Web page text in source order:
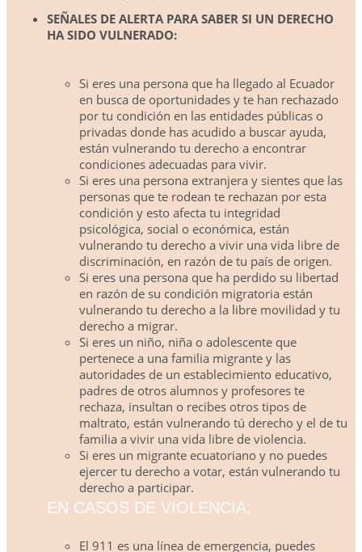
SEÑALES DE ALERTA PARA SABER SI UN DERECHO
HA SIDO VULNERADO:
Si eres una persona que ha llegado al Ecuador
en busca de oportunidades y te han rechazado
por tu condición en las entidades públicas o
privadas donde has acudido a buscar ayuda,
están vulnerando tu derecho a encontrar
condiciones adecuadas para vivir.
Si eres una persona extranjera y sientes que las
personas que te rodean te rechazan por esta
condición y esto afecta tu integridad
psicológica, social o económica, están
vulnerando tu derecho a vivir una vida libre de
discriminación, en razón de tu país de origen.
Si eres una persona que ha perdido su libertad
en razón de su condición migratoria están
vulnerando tu derecho a la libre movilidad y tu
derecho a migrar.
Si eres un niño, niña o adolescente que
pertenece a una familia migrante y las
autoridades de un establecimiento educativo,
padres de otros alumnos y profesores te
rechaza, insultan o recibes otros tipos de
maltrato, están vulnerando tú derecho y el de tu
familia a vivir una vida libre de violencia.
Si eres un migrante ecuatoriano y no puedes
ejercer tu derecho a votar, están vulnerando tu
derecho a participar.
EN CASOS DE VIOLENCIA:
El 911 es una línea de emergencia, puedes